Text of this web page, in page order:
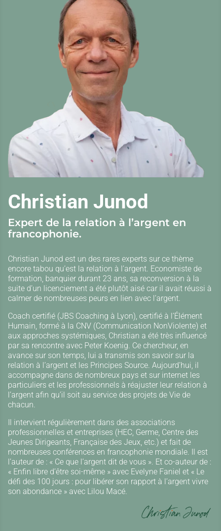
Christian Junod
Expert de la relation à l’argent en
francophonie.
Christian Junod est un des rares experts sur ce thème
encore tabou qu’est la relation à l’argent. Economiste de
formation, banquier durant 23 ans, sa reconversion à la
suite d’un licenciement a été plutôt aisé car il avait réussi à
calmer de nombreuses peurs en lien avec l’argent.
Coach certifié (JBS Coaching à Lyon), certifié à l’Élément
Humain, formé à la CNV (Communication NonViolente) et
aux approches systémiques, Christian a été très influencé
par sa rencontre avec Peter Koenig. Ce chercheur, en
avance sur son temps, lui a transmis son savoir sur la
relation à l’argent et les Principes Source. Aujourd’hui, il
accompagne dans de nombreux pays et sur internet les
particuliers et les professionnels à réajuster leur relation à
l’argent afin qu’il soit au service des projets de Vie de
chacun.
Il intervient régulièrement dans des associations
professionnelles et entreprises (HEC, Germe, Centre des
Jeunes Dirigeants, Française des Jeux, etc.) et fait de
nombreuses conférences en francophonie mondiale. Il est
l’auteur de : « Ce que l’argent dit de vous ». Et co-auteur de :
« Enfin libre d’être soi-même » avec Evelyne Faniel et « Le
défi des 100 jours : pour libérer son rapport à l’argent vivre
son abondance » avec Lilou Macé.